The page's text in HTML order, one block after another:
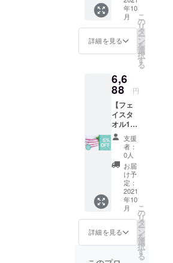
況、製
造工程
上の都
合等に
る場合
があり
ます。
（税・
送料込
み）
→【5％
OFF】
6479 円
送料込
み） ※
色はお
まかせ
です ※
ご注文
状況、
使用部
材の供
給状
況、製
造工程
上の都
合等に
より出
荷時期
が遅れ
ます。
年10
月
詳細を見る
こ
の
リ
タ
ー
ン
を
選
択
す
る
6,6
88 円
【フェ
イスタ
オル1週
間セッ
ト】 ・
フェイ
スタオ
ル×7枚
・正規
価格
7040円
（税・
送料込
み）
→【5％
OFF】
6688円
支援
者：
0人
お届
け予
定：
2021
年10
月
詳細を見る
こ
の
リ
タ
ー
ン
を
選
択
す
る